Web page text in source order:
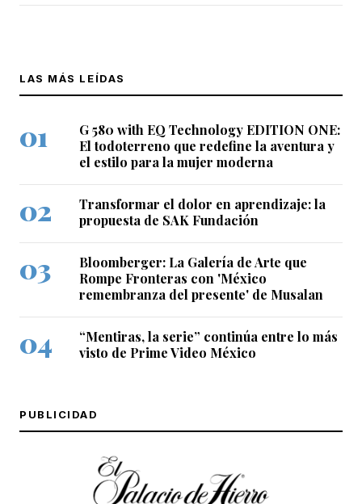
LAS MÁS LEÍDAS
G 580 with EQ Technology EDITION ONE:
El todoterreno que redefine la aventura y
el estilo para la mujer moderna
Transformar el dolor en aprendizaje: la
propuesta de SAK Fundación
Bloomberger: La Galería de Arte que
Rompe Fronteras con 'México
remembranza del presente' de Musalan
“Mentiras, la serie” continúa entre lo más
visto de Prime Video México
PUBLICIDAD